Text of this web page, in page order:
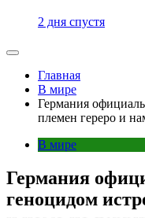
2 дня спустя
Главная
В мире
Германия
племен гереро и
В мире
Германия
геноцидом